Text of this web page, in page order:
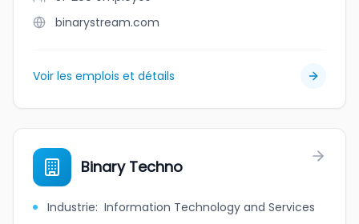
binarystream.com
Voir les emplois et détails
Binary Techno
Industrie: Information Technology and Services